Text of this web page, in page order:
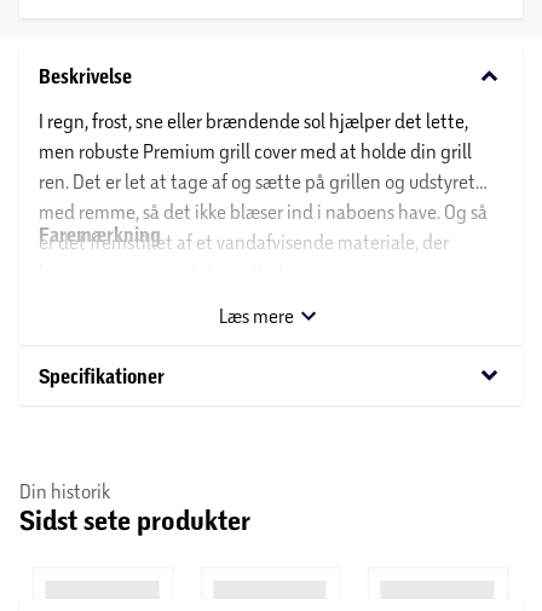
Beskrivelse keyboard_arrow_down
I regn, frost, sne eller brændende sol hjælper det lette,
men robuste Premium grill cover med at holde din grill
ren. Det er let at tage af og sætte på grillen og udstyret
med remme, så det ikke blæser ind i naboens have. Og så
er det fremstillet af et vandafvisende materiale, der
Faremærkning
Læs mere
Specifikationer keyboard_arrow_down
Din historik
Sidst sete produkter